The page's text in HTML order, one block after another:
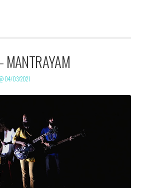
MANTRAYAM
04/03/2021